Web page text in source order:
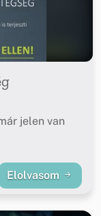
jelen van
Elolvasom